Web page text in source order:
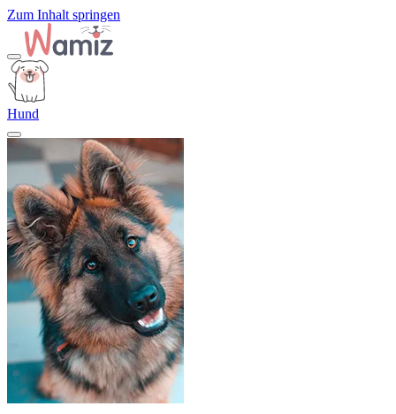
Zum Inhalt springen
Hund